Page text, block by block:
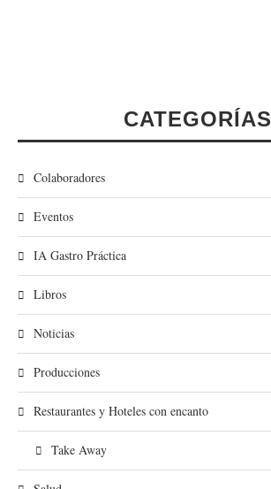
CATEGORÍAS
Colaboradores
Eventos
IA Gastro Práctica
Libros
Noticias
Producciones
Restaurantes y Hoteles con encanto
Take Away